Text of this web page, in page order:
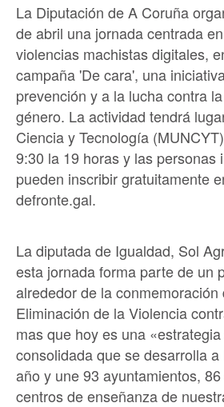
La Diputación de A Coruña
de abril una jornada centrada
violencias machistas digitales,
campaña 'De cara', una
prevención y a la lucha contra
género. La actividad tendrá
Ciencia y Tecnología
9:30 la 19 horas y las personas
pueden inscribir gratuitamente
defronte.gal.
La diputada de Igualdad, Sol
esta jornada forma parte de un
alrededor de la
Eliminación de la Violencia
mas que hoy es una
consolidada que se desarrolla
año y une 93 ayuntamientos,
centros de enseñanza de